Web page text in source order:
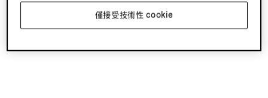
僅接受技術性 cookie